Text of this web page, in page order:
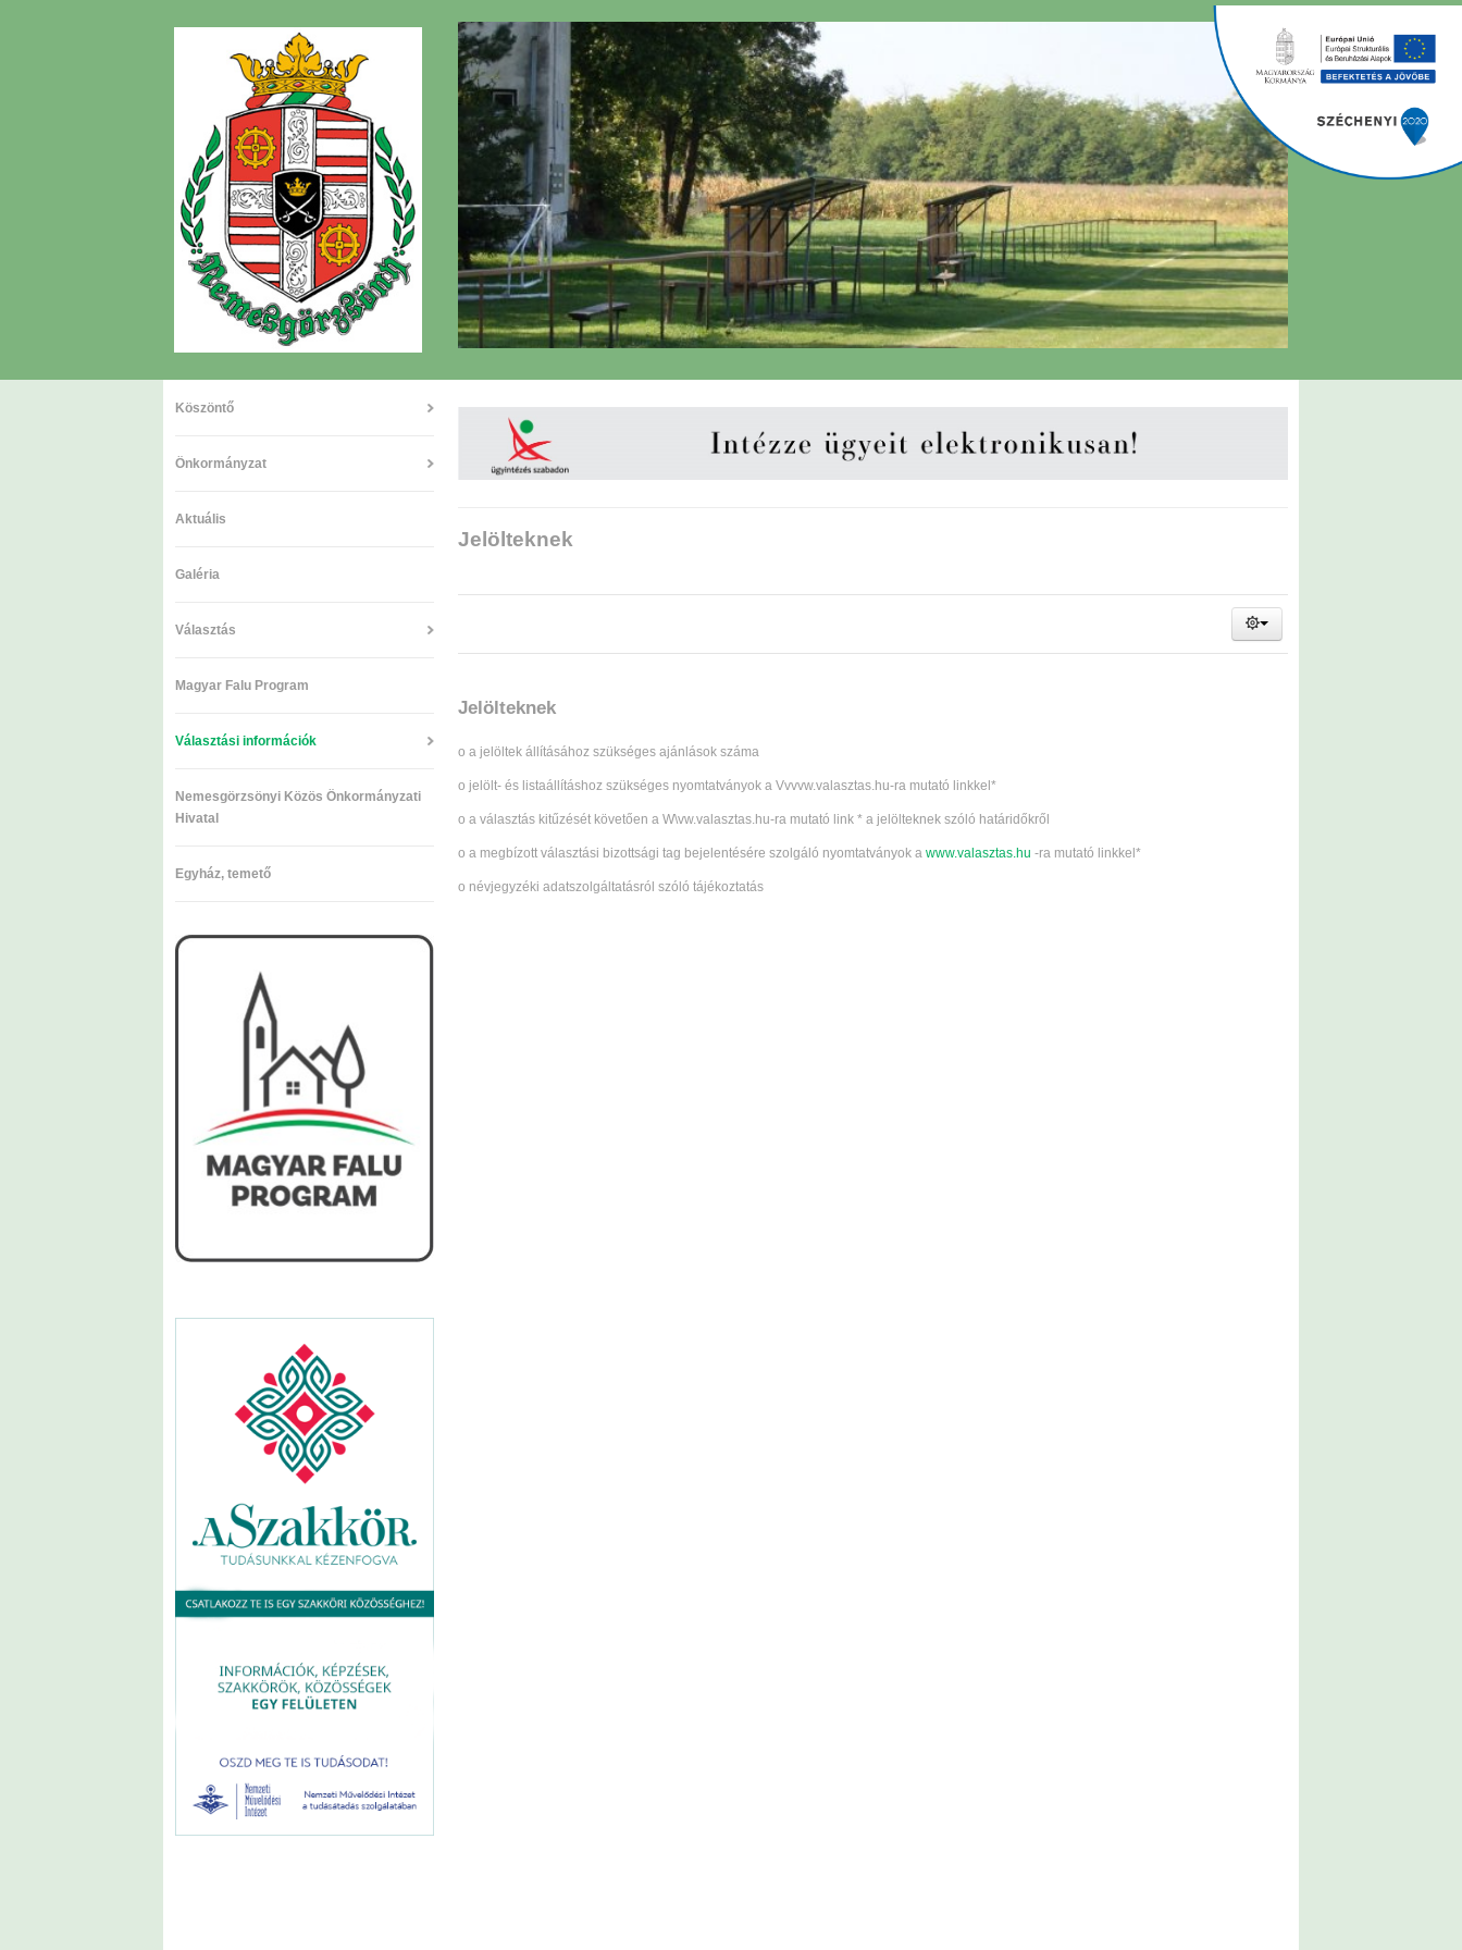
Jelölteknek
Jelölteknek
o a jelöltek állításához szükséges ajánlások száma
o jelölt- és listaállításhoz szükséges nyomtatványok a Vvvvw.valasztas.hu-ra mutató linkkel*
o a választás kitűzését követően a W\vw.valasztas.hu-ra mutató link * a jelölteknek szóló határidőkről
o a megbízott választási bizottsági tag bejelentésére szolgáló nyomtatványok awww.valasztas.hu -ra mutató linkkel*
o névjegyzéki adatszolgáltatásról szóló tájékoztatás
Köszöntő
Önkormányzat
Aktuális
Galéria
Választás
Magyar Falu Program
Választási információk
Nemesgörzsönyi Közös Önkormányzati
Hivatal
Egyház, temető